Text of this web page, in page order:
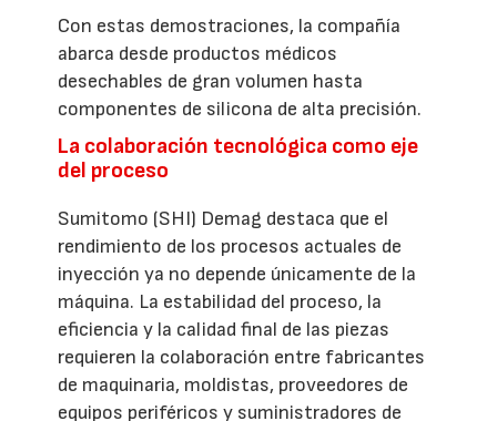
Con estas demostraciones, la compañía
abarca desde productos médicos
desechables de gran volumen hasta
componentes de silicona de alta precisión.
La colaboración tecnológica como eje
del proceso
Sumitomo (SHI) Demag destaca que el
rendimiento de los procesos actuales de
inyección ya no depende únicamente de la
máquina. La estabilidad del proceso, la
eficiencia y la calidad final de las piezas
requieren la colaboración entre fabricantes
de maquinaria, moldistas, proveedores de
equipos periféricos y suministradores de